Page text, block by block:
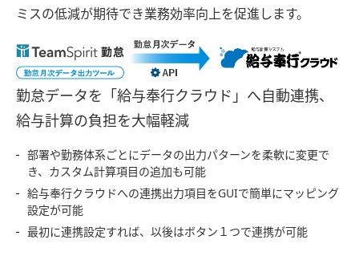
ミスの低減が期待でき業務効率向上を促進します。
勤怠データを「給与奉行クラウド」へ自動連携、
給与計算の負担を大幅軽減
部署や勤務体系ごとにデータの出力パターンを柔軟に変更で
き、カスタム計算項目の追加も可能
給与奉行クラウドへの連携出力項目をGUIで簡単にマッピング
設定が可能
最初に連携設定すれば、以後はボタン１つで連携が可能